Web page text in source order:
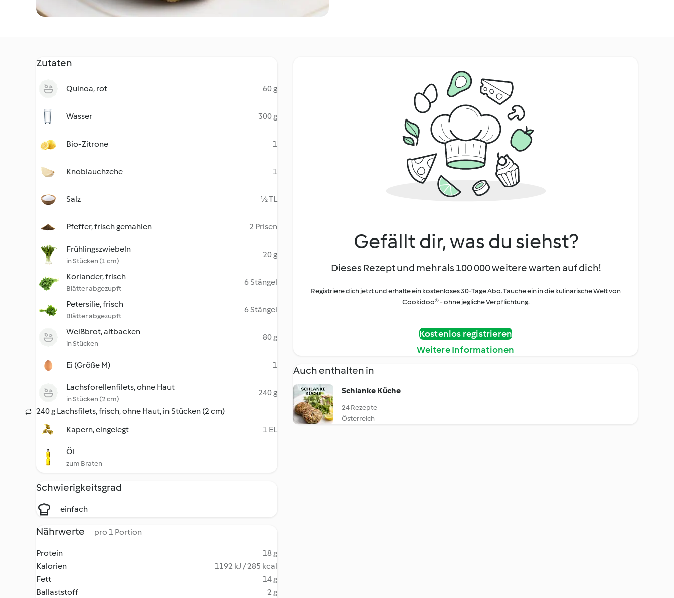
Zutaten
Quinoa, rot 60 g
Wasser 300 g
Bio-Zitrone 1
Knoblauchzehe 1
Salz ½ TL
Pfeffer, frisch gemahlen 2 Prisen
Frühlingszwiebeln
in Stücken (1 cm)
20 g
Koriander, frisch
Blätter abgezupft
6 Stängel
Petersilie, frisch
Blätter abgezupft
6 Stängel
Weißbrot, altbacken
in Stücken
80 g
Ei (Größe M) 1
Lachsforellenfilets, ohne Haut
in Stücken (2 cm)
240 g
240 g Lachsfilets, frisch, ohne Haut, in Stücken (2 cm)
Kapern, eingelegt
1 EL
Öl
zum Braten
Schwierigkeitsgrad
einfach
Nährwerte pro 1 Portion
Protein
18 g
Kalorien
1192 kJ / 285 kcal
Fett
14 g
Ballaststoff
2 g
Gefällt dir, was du siehst?
Dieses Rezept und mehr als 100 000 weitere warten auf dich!
Registriere dich jetzt und erhalte ein kostenloses 30-Tage Abo. Tauche ein in die kulinarische Welt von
Cookidoo® - ohne jegliche Verpflichtung.
Kostenlos registrieren
Weitere Informationen
Auch enthalten in
Schlanke Küche
24 Rezepte
Österreich